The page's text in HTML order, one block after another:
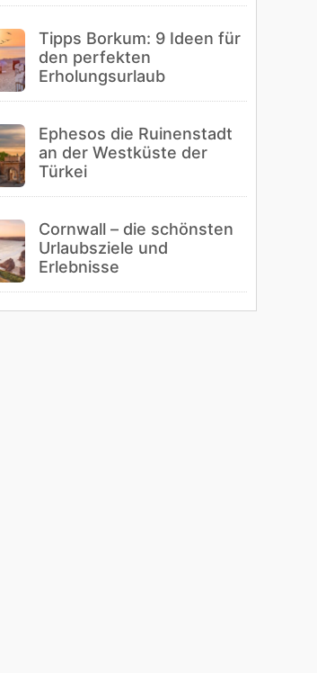
Tipps Borkum: 9 Ideen für
den perfekten
Erholungsurlaub
Ephesos die Ruinenstadt
an der Westküste der
Türkei
Cornwall – die schönsten
Urlaubsziele und
Erlebnisse